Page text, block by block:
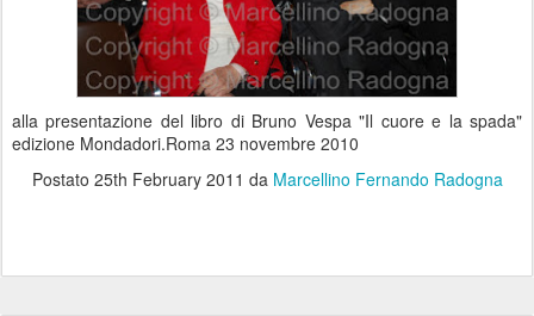
alla presentazione del libro di Bruno Vespa "Il cuore e la spada"
edizione Mondadori.Roma 23 novembre 2010
Postato 25th February 2011 da Marcellino Fernando Radogna